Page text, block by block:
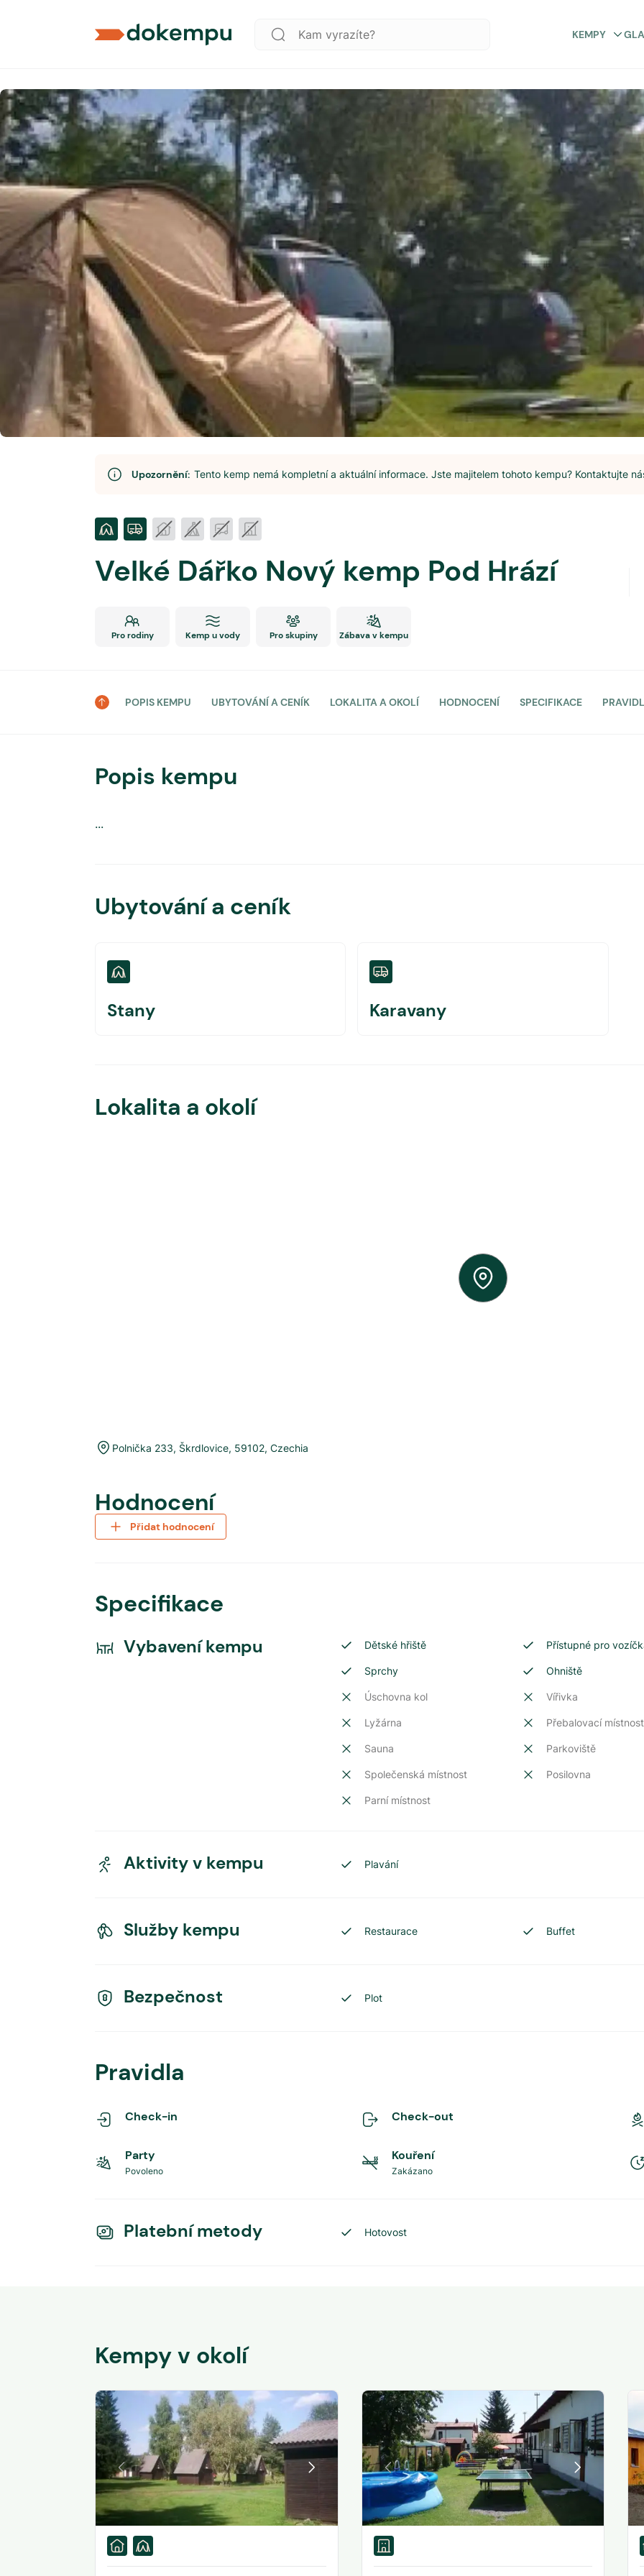
KEMPY
Upozornění: Tento kemp nemá kompletní a aktuální informace. Jste majitelem tohoto kempu? Kontaktujte
Velké Dářko Nový kemp Pod Hrází
Pro rodiny Kemp u vody Pro skupiny Zábava v kempu
POPIS KEMPU UBYTOVÁNÍ A CENÍK LOKALITA A OKOLÍ HODNOCENÍ SPECIFIKACE
Popis kempu
...
Ubytování a ceník
Stany Karavany
Lokalita a okolí
Polnička 233, Škrdlovice, 59102, Czechia
Hodnocení
Přidat hodnocení
Specifikace
Vybavení kempu Dětské hřiště Přístupné pro
Sprchy Ohniště
Úschovna kol Vířivka
Lyžárna Přebalovací místnost
Sauna Parkoviště
Společenská místnost Posilovna
Parní místnost
Aktivity v kempu Plavání
Služby kempu Restaurace Buffet
Bezpečnost Plot
Pravidla
Check-in Check-out
Party
Povoleno
Kouření
Zakázano
Platební metody Hotovost
Kempy v okolí